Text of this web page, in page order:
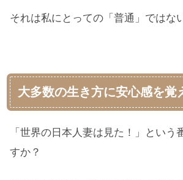
それは私にとっての「普通」ではな
大多数の生き方に安心感を覚
「世界の日本人妻は見た！」という
すか？